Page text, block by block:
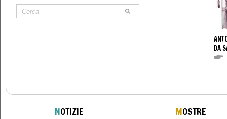
DA
NOTIZIE MOSTRE